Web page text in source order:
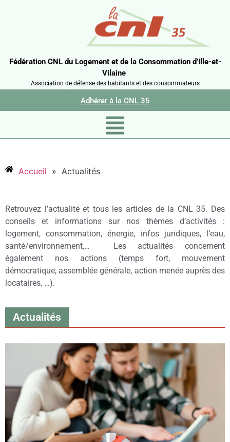
Fédération CNL du Logement et de la Consommation d’Ille-et-
Vilaine
Association de défense des habitants et des consommateurs
Adhérer à la CNL 35
Accueil » Actualités
Retrouvez l’actualité et tous les articles de la CNL 35. Des
conseils et informations sur nos thèmes d’activités :
logement, consommation, énergie, infos juridiques, l’eau,
santé/environnement,… Les actualités concernent
également nos actions (temps fort, mouvement
démocratique, assemblée générale, action menée auprès des
locataires, …).
Actualités